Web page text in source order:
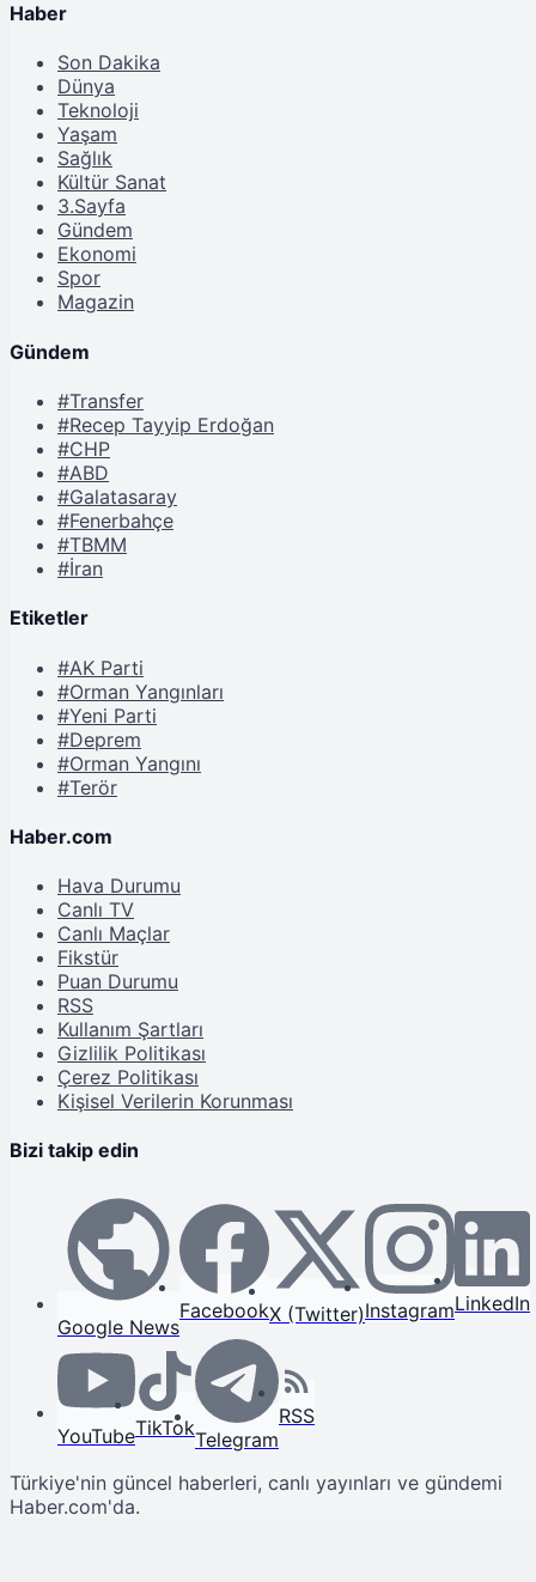
Haber
Son Dakika
Dünya
Teknoloji
Yaşam
Sağlık
Kültür Sanat
3.Sayfa
Gündem
Ekonomi
Spor
Magazin
Gündem
#Transfer
#Recep Tayyip Erdoğan
#CHP
#ABD
#Galatasaray
#Fenerbahçe
#TBMM
#İran
Etiketler
#AK Parti
#Orman Yangınları
#Yeni Parti
#Deprem
#Orman Yangını
#Terör
Haber.com
Hava Durumu
Canlı TV
Canlı Maçlar
Fikstür
Puan Durumu
RSS
Kullanım Şartları
Gizlilik Politikası
Çerez Politikası
Kişisel Verilerin Korunması
Bizi takip edin
Google News
FacebookX (Twitter)InstagramLinkedIn
YouTubeTikTokTelegram
RSS
Türkiye'nin güncel haberleri, canlı yayınları ve gündemi
Haber.com'da.